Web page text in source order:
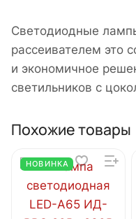
Светодиодные
рассеивателем это
и экономичное
светильников с
Похожие товары
НОВИНКА